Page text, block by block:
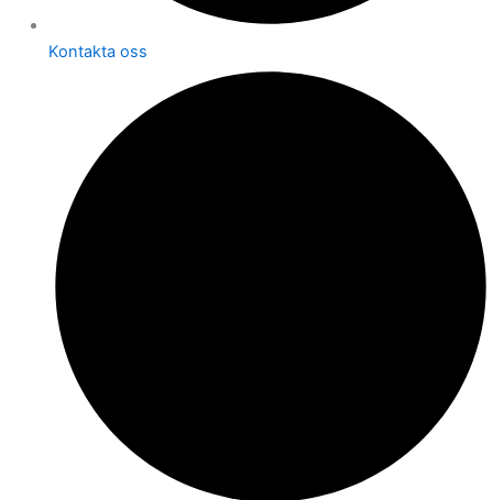
Kontakta oss